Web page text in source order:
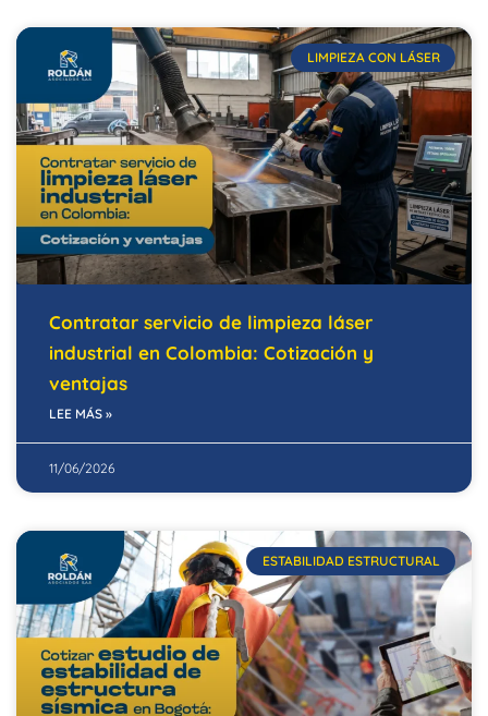
LIMPIEZA CON LÁSER
Contratar servicio de limpieza láser
industrial en Colombia: Cotización y
ventajas
LEE MÁS »
11/06/2026
ESTABILIDAD ESTRUCTURAL